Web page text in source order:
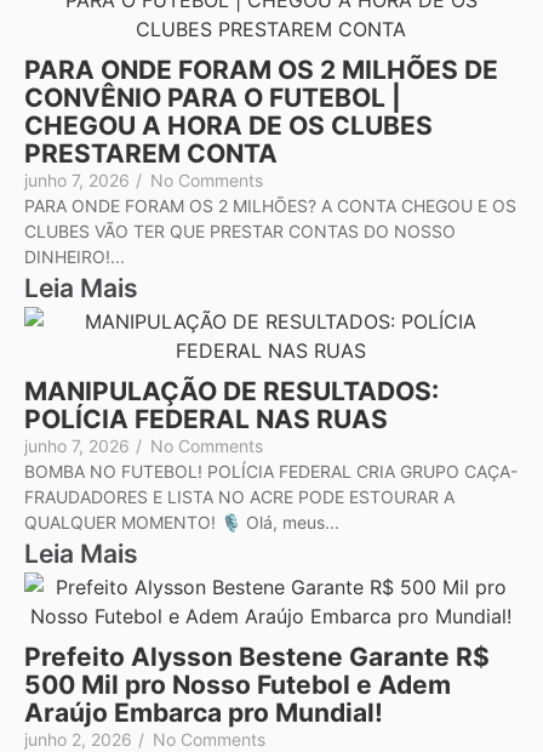
PARA ONDE FORAM OS 2 MILHÕES DE
CONVÊNIO PARA O FUTEBOL |
CHEGOU A HORA DE OS CLUBES
PRESTAREM CONTA
junho 7, 2026 / No Comments
PARA ONDE FORAM OS 2 MILHÕES? A CONTA CHEGOU E OS
CLUBES VÃO TER QUE PRESTAR CONTAS DO NOSSO
DINHEIRO!...
Leia Mais
MANIPULAÇÃO DE RESULTADOS:
POLÍCIA FEDERAL NAS RUAS
junho 7, 2026 / No Comments
BOMBA NO FUTEBOL! POLÍCIA FEDERAL CRIA GRUPO CAÇA-
FRAUDADORES E LISTA NO ACRE PODE ESTOURAR A
QUALQUER MOMENTO! 🎙️ Olá, meus...
Leia Mais
Prefeito Alysson Bestene Garante R$
500 Mil pro Nosso Futebol e Adem
Araújo Embarca pro Mundial!
junho 2, 2026 / No Comments